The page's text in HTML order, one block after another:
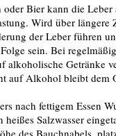
Bier kann die Leber
Wird über längere
der Leber führen
sein. Bei
alkoholische Getränke
auf Alkohol bleibt dem
nach fettigem Essen
Salzwasser
des Bauchnabels,